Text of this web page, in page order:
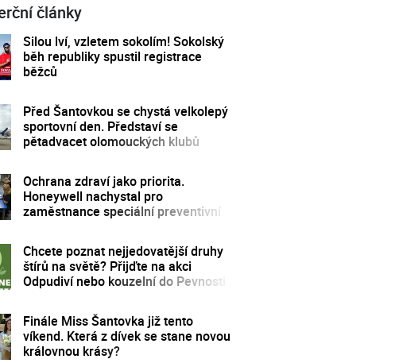
články
Silou lví, vzletem sokolím! Sokolský
běh republiky spustil registrace
běžců
Před Šantovkou se chystá velkolepý
sportovní den. Představí se
pětadvacet olomouckých klubů
Ochrana zdraví jako priorita.
Honeywell nachystal pro
zaměstnance speciální preventivní
Chcete poznat nejjedovatější druhy
štírů na světě? Přijďte na akci
Odpudiví nebo kouzelní do Pevnosti
Finále Miss Šantovka již tento
víkend. Která z dívek se stane novou
královnou krásy?